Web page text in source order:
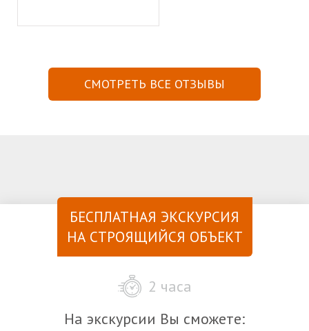
СМОТРЕТЬ ВСЕ ОТЗЫВЫ
БЕСПЛАТНАЯ ЭКСКУРСИЯ
НА СТРОЯЩИЙСЯ ОБЪЕКТ
2 часа
На экскурсии Вы сможете: